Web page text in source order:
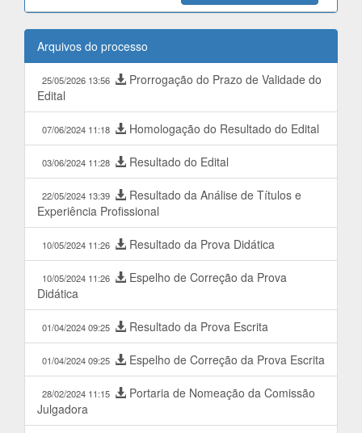
Arquivos do processo
25/05/2026 13:56
Prorrogação do Prazo de Validade do
Edital
07/06/2024 11:18 Homologação do Resultado do Edital
03/06/2024 11:28 Resultado do Edital
22/05/2024 13:39
Resultado da Análise de Títulos e
Experiência Profissional
10/05/2024 11:26 Resultado da Prova Didática
10/05/2024 11:26
Espelho de Correção da Prova
Didática
01/04/2024 09:25 Resultado da Prova Escrita
01/04/2024 09:25 Espelho de Correção da Prova Escrita
28/02/2024 11:15
Portaria de Nomeação da Comissão
Julgadora